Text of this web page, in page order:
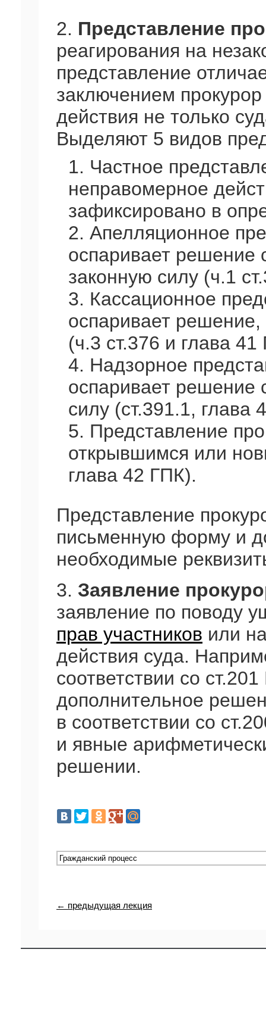
2. Представление
реагирования на
представление
заключением
действия не только
Выделяют 5 видов
1. Частное
неправомерное
зафиксировано в
2. Апелляционное
оспаривает решение
законную силу (ч.1
3. Кассационное
оспаривает
(ч.3 ст.376 и глава
4. Надзорное
оспаривает решение
силу (ст.391.1, глава
5. Представление
открывшимся или
глава 42 ГПК).
Представление
письменную форму и
необходимые
3. Заявление
заявление по поводу
прав участников или
действия суда.
соответствии со
дополнительное
в соответствии со
и явные
решении.
← предыдущая лекция